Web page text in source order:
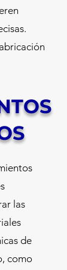
las
de
como